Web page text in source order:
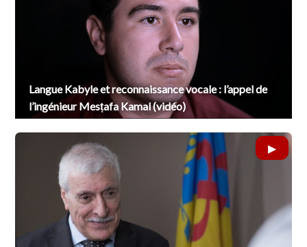
Langue Kabyle et reconnaissance vocale : l’appel de
l’ingénieur Mesṭafa Kamal (vidéo)